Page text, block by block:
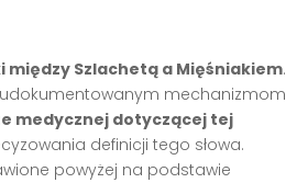
między Szlachetą a Mięśniakiem.
mechanizmom
medycznej dotyczącej tej
definicji tego słowa.
powyżej na podstawie